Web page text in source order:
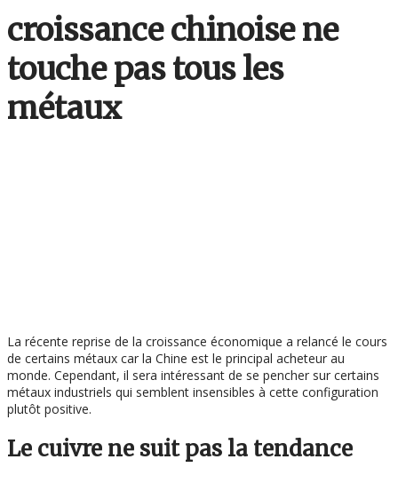
croissance chinoise ne
touche pas tous les
métaux
La récente reprise de la croissance économique a relancé le cours
de certains métaux car la Chine est le principal acheteur au
monde. Cependant, il sera intéressant de se pencher sur certains
métaux industriels qui semblent insensibles à cette configuration
plutôt positive.
Le cuivre ne suit pas la tendance